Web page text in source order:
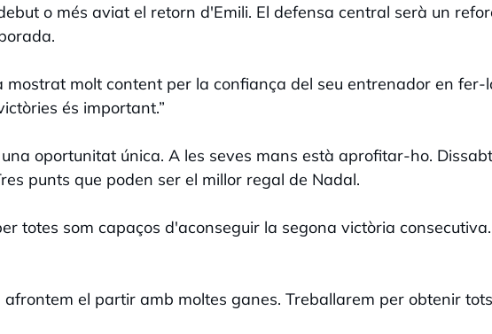
o més aviat el retorn d'Emili. El defensa central serà un
mostrat molt content per la confiança del seu entrenador en fer-
és important.”
oportunitat única. A les seves mans està aprofitar-ho.
punts que poden ser el millor regal de Nadal.
totes som capaços d'aconseguir la segona victòria
afrontem el partir amb moltes ganes. Treballarem per obtenir